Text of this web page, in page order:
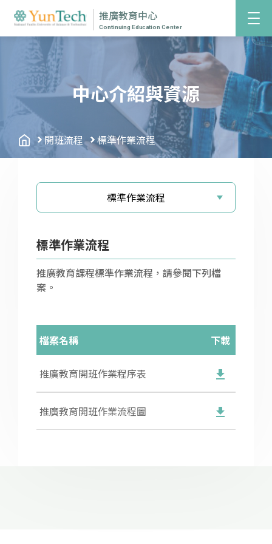
推廣教育中心
Continuing Education Center
中心介紹與資源
開班流程 標準作業流程
標準作業流程
標準作業流程
推廣教育課程標準作業流程，請參閱下列檔
案。
檔案名稱 下載
推廣教育開班作業程序表
推廣教育開班作業流程圖